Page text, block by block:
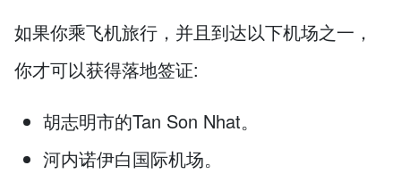
如果你乘飞机旅行，并且到达以下机场之一，
你才可以获得落地签证:
胡志明市的Tan Son Nhat。
河内诺伊白国际机场。